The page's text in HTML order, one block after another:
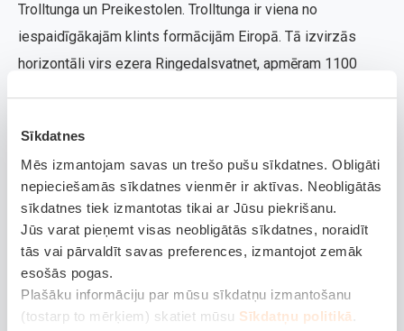
Sīkdatnes
Mēs izmantojam savas un trešo pušu sīkdatnes. Obligāti
nepieciešamās sīkdatnes vienmēr ir aktīvas. Neobligātās
sīkdatnes tiek izmantotas tikai ar Jūsu piekrišanu.
Jūs varat pieņemt visas neobligātās sīkdatnes, noraidīt
tās vai pārvaldīt savas preferences, izmantojot zemāk
esošās pogas.
Plašāku informāciju par mūsu sīkdatņu izmantošanu
(tostarp to mērķiem) skatiet mūsu Sīkdatņu politikā
Trolltunga un Preikestolen. Trolltunga ir viena no
iespaidīgākajām klints formācijām Eiropā. Tā izvirzās
horizontāli virs ezera Ringedalsvatnet, apmēram 1100
metru augstumā virs Lysefjorda. Pārgājiens ir vieglākas
grūtības un piemērots arī ģimenēm. To ērti sasniegt no
Stavangeras, pieejama plaša stāvvieta.
Lofotu salas – autentiska zvejnieku dzīve, dramatiska
piekraste.Ja meklē autentisku Ziemeļnorvēģijas
pieredzi, tad Lofotu salas būs ideāls galamērķis. Šis
arhipelāgs izceļas ar skaistu piekrasti, stāviem kalniem un